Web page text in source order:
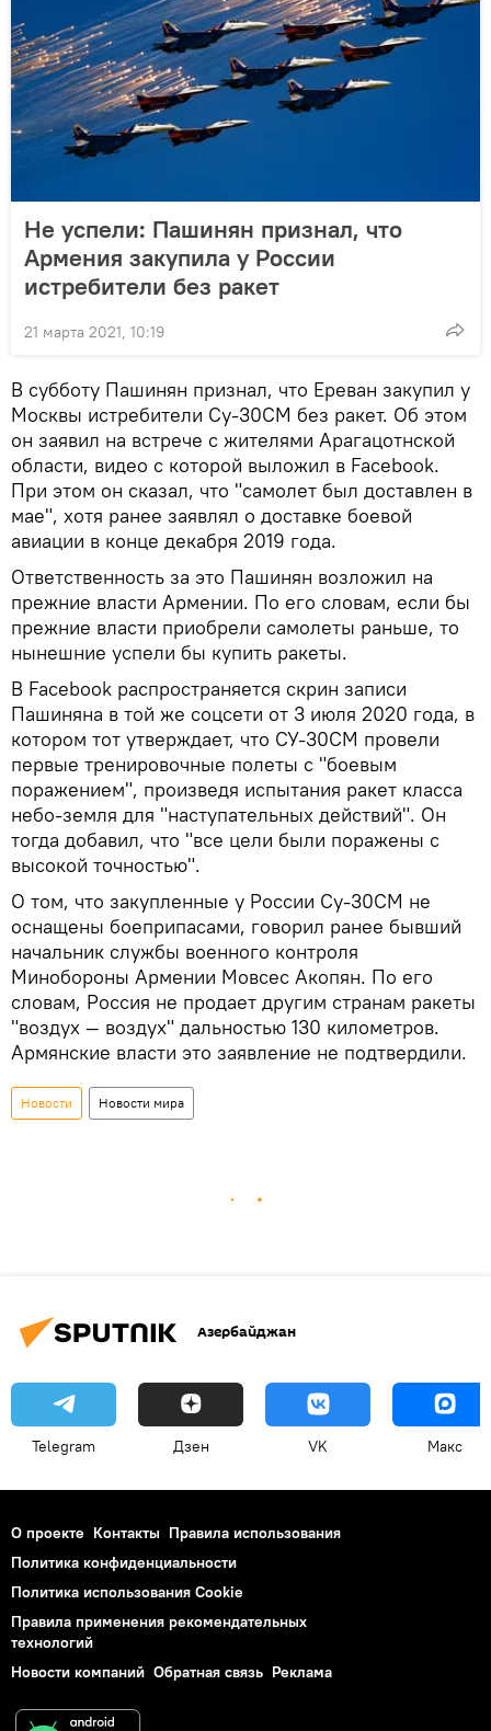
Не успели: Пашинян признал, что
Армения закупила у России
истребители без ракет
21 марта 2021, 10:19
В субботу Пашинян признал, что Ереван закупил у
Москвы истребители Су-30СМ без ракет. Об этом
он заявил на встрече с жителями Арагацотнской
области, видео с которой выложил в Facebook.
При этом он сказал, что "самолет был доставлен в
мае", хотя ранее заявлял о доставке боевой
авиации в конце декабря 2019 года.
Ответственность за это Пашинян возложил на
прежние власти Армении. По его словам, если бы
прежние власти приобрели самолеты раньше, то
нынешние успели бы купить ракеты.
В Facebook распространяется скрин записи
Пашиняна в той же соцсети от 3 июля 2020 года, в
котором тот утверждает, что СУ-30СМ провели
первые тренировочные полеты с "боевым
поражением", произведя испытания ракет класса
небо-земля для "наступательных действий". Он
тогда добавил, что "все цели были поражены с
высокой точностью".
О том, что закупленные у России Су-30СМ не
оснащены боеприпасами, говорил ранее бывший
начальник службы военного контроля
Минобороны Армении Мовсес Акопян. По его
словам, Россия не продает другим странам ракеты
"воздух — воздух" дальностью 130 километров.
Армянские власти это заявление не подтвердили.
Новости Новости мира
Азербайджан
Telegram Дзен VK Макс
О проекте Контакты Правила использования
Политика конфиденциальности
Политика использования Cookie
Правила применения рекомендательных
технологий
Новости компаний Обратная связь Реклама